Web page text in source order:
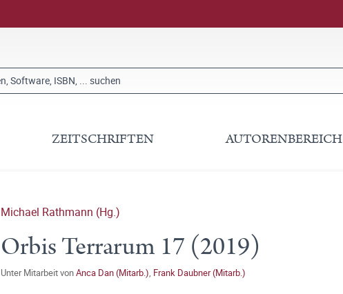
ZEITSCHRIFTEN AUTORENBEREICH
Michael Rathmann (Hg.)
Orbis Terrarum 17 (2019)
Unter Mitarbeit vonAnca Dan (Mitarb.), Frank Daubner (Mitarb.)